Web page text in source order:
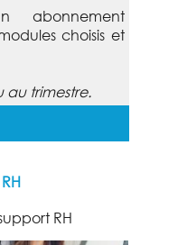
abonnement
choisis et
au trimestre.
RH